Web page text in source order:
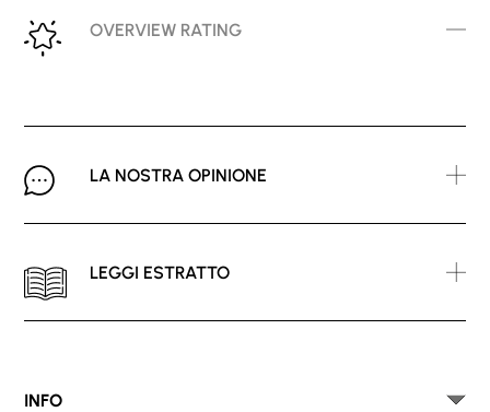
OVERVIEW RATING
LA NOSTRA OPINIONE
LEGGI ESTRATTO
INFO